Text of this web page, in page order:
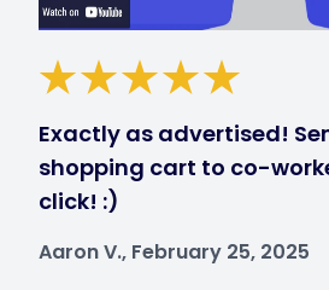
Exactly as advertised!
shopping cart to co-
click! :)
Aaron V., February 25, 2025